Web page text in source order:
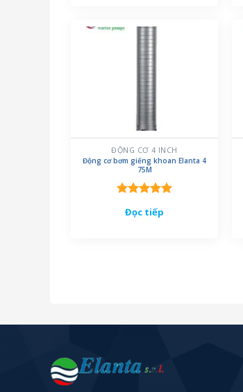
ĐỘNG CƠ 4 INCH
Động cơ bơm giếng khoan Elanta 4
75M
hạng 5.00
Đọc tiếp